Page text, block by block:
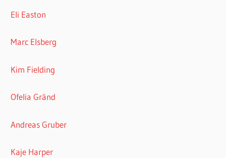
Eli Easton
Marc Elsberg
Kim Fielding
Ofelia Gränd
Andreas Gruber
Kaje Harper